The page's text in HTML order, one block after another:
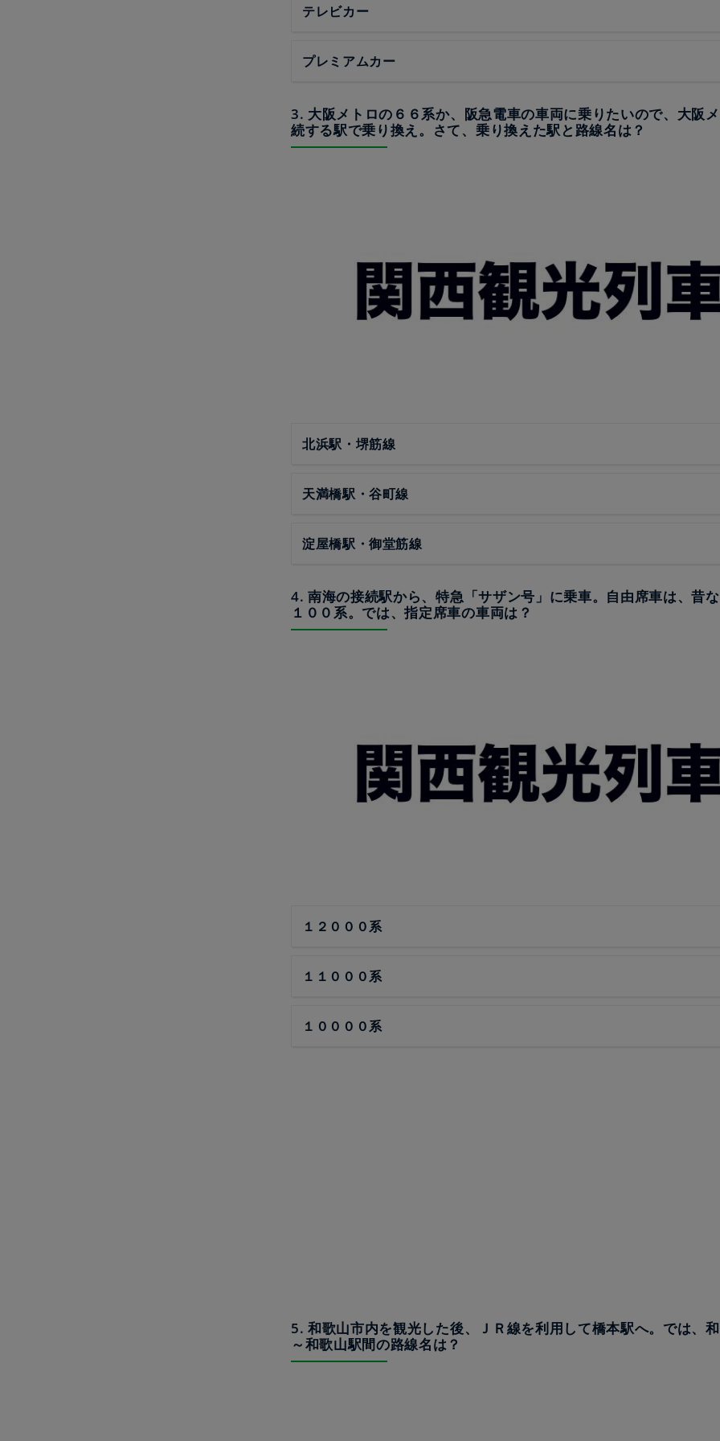
テレビカー
プレミアムカー
3. 大阪メトロの６６系か、阪急電車の車両に乗りたいので、大阪
続する駅で乗り換え。さて、乗り換えた駅と路線名は？
北浜駅・堺筋線
天満橋駅・谷町線
淀屋橋駅・御堂筋線
4. 南海の接続駅から、特急「サザン号」に乗車。自由席車は、昔
１００系。では、指定席車の車両は？
１２０００系
１１０００系
１００００系
5. 和歌山市内を観光した後、ＪＲ線を利用して橋本駅へ。では、
～和歌山駅間の路線名は？